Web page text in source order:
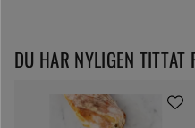
DU HAR NYLIGEN TITTAT